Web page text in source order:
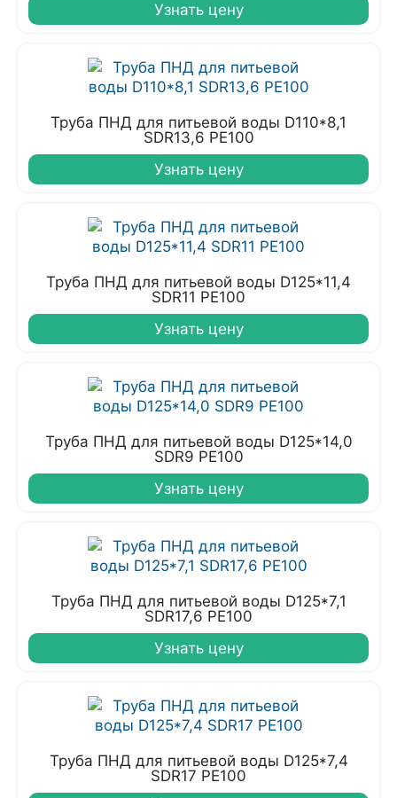
Узнать цену
Труба ПНД для питьевой воды D110*8,1
SDR13,6 PE100
Узнать цену
Труба ПНД для питьевой воды D125*11,4
SDR11 PE100
Узнать цену
Труба ПНД для питьевой воды D125*14,0
SDR9 PE100
Узнать цену
Труба ПНД для питьевой воды D125*7,1
SDR17,6 PE100
Узнать цену
Труба ПНД для питьевой воды D125*7,4
SDR17 PE100